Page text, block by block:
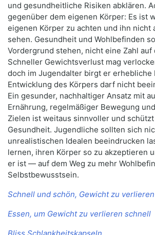
und gesundheitliche Risiken abklären.
gegenüber dem eigenen Körper: Es ist
eigenen Körper zu achten und ihn nicht
sehen. Gesundheit und Wohlbefinden
Vordergrund stehen, nicht eine Zahl auf
Schneller Gewichtsverlust mag
doch im Jugendalter birgt er erhebliche
Entwicklung des Körpers darf nicht
Ein gesunder, nachhaltiger Ansatz mit
Ernährung, regelmäßiger Bewegung
Zielen ist weitaus sinnvoller und
Gesundheit. Jugendliche sollten sich
unrealistischen Idealen beeindrucken
lernen, ihren Körper so zu akzeptieren
er ist — auf dem Weg zu mehr
Selbstbewusstsein.
Schnell und schön, Gewicht zu verlieren
Essen, um Gewicht zu verlieren schnell